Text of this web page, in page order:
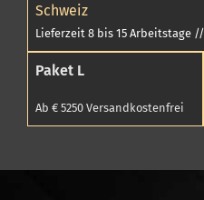
Schweiz
Lieferzeit 8 bis 15 Arbeitstage
Paket L
Ab € 5250 Versandkostenfrei